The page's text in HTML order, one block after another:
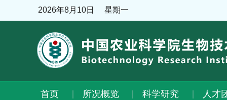
2026年8月10日 星期一
首页 所况概览 科学研究 人才